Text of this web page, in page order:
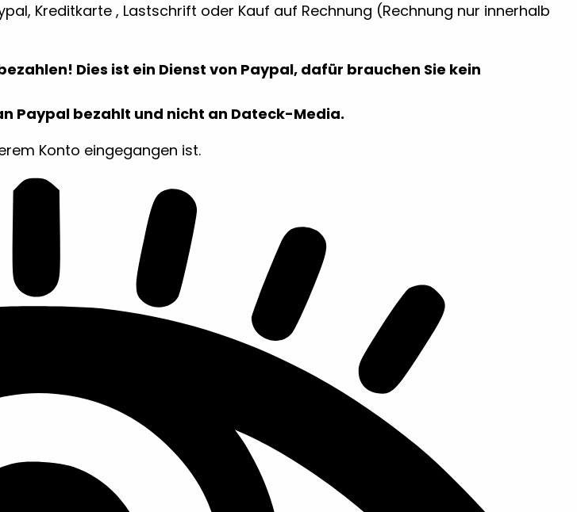
Kreditkarte , Lastschrift oder Kauf auf Rechnung (Rechnung nur innerhalb
Dies ist ein Dienst von Paypal, dafür brauchen Sie kein
Paypal bezahlt und nicht an Dateck-Media.
Konto eingegangen ist.